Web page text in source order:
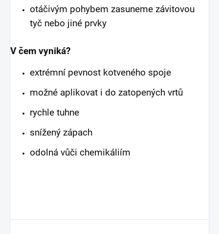
otáčivým pohybem zasuneme závitovou
tyč nebo jiné prvky
V čem vyniká?
extrémní pevnost kotveného spoje
možné aplikovat i do zatopených vrtů
rychle tuhne
snížený zápach
odolná vůči chemikáliím